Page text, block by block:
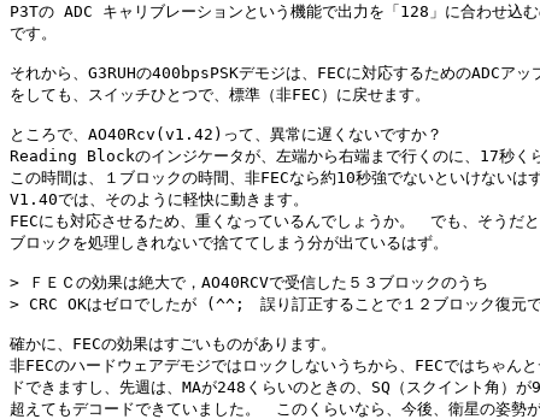
P3Tの ADC キャリブレーションという機能で出力を「128」に合わせ込
です。
それから、G3RUHの400bpsPSKデモジは、FECに対応するためのADCアッ
をしても、スイッチひとつで、標準（非FEC）に戻せます。
ところで、AO40Rcv(v1.42)って、異常に遅くないですか？
Reading Blockのインジケータが、左端から右端まで行くのに、17秒く
この時間は、１ブロックの時間、非FECなら約10秒強でないといけないは
V1.40では、そのように軽快に動きます。
FECにも対応させるため、重くなっているんでしょうか。　でも、そうだ
ブロックを処理しきれないで捨ててしまう分が出ているはず。
> ＦＥＣの効果は絶大で，AO40RCVで受信した５３ブロックのうち
> CRC OKはゼロでしたが (^^;　誤り訂正することで１２ブロック復元
確かに、FECの効果はすごいものがあります。
非FECのハードウェアデモジではロックしないうちから、FECではちゃん
ドできますし、先週は、MAが248くらいのときの、SQ（スクイント角）が
超えてもデコードできていました。　このくらいなら、今後、衛星の姿勢